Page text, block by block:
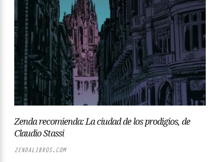
Zenda recomienda: La ciudad de los prodigios, de
Claudio Stassi
ZENDALIBROS.COM